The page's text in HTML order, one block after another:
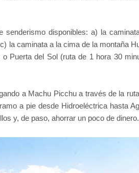
disponibles: a) la
la caminata a la cima de la montaña
Puerta del Sol (ruta de 1 hora 30
a Machu Picchu a través de la
a pie desde Hidroeléctrica hasta
y, de paso, ahorrar un poco de dinero.